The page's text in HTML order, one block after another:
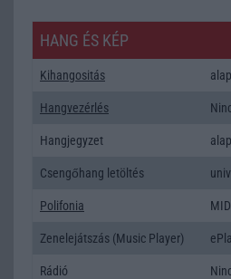
HANG ÉS KÉP
Kihangositás
Hangvezérlés
Hangjegyzet
Csengőhang letöltés
Polifonia
Zenelejátszás (Music Player)
Rádió